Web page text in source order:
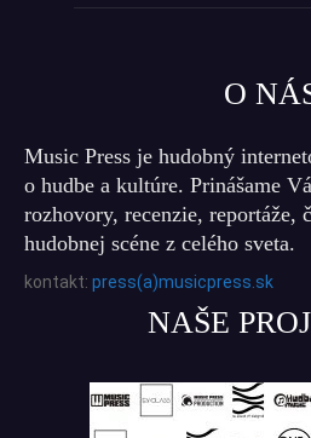
O
Music Press je hudobný
o hudbe a kultúre. Prinášame
rozhovory, recenzie, reportáže,
hudobnej scéne z celého sveta.
kontakt: press(a)musicpress.sk
NAŠE